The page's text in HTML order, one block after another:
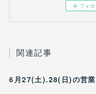
フォロ
関連記事
6月27(土).28(日)の営業